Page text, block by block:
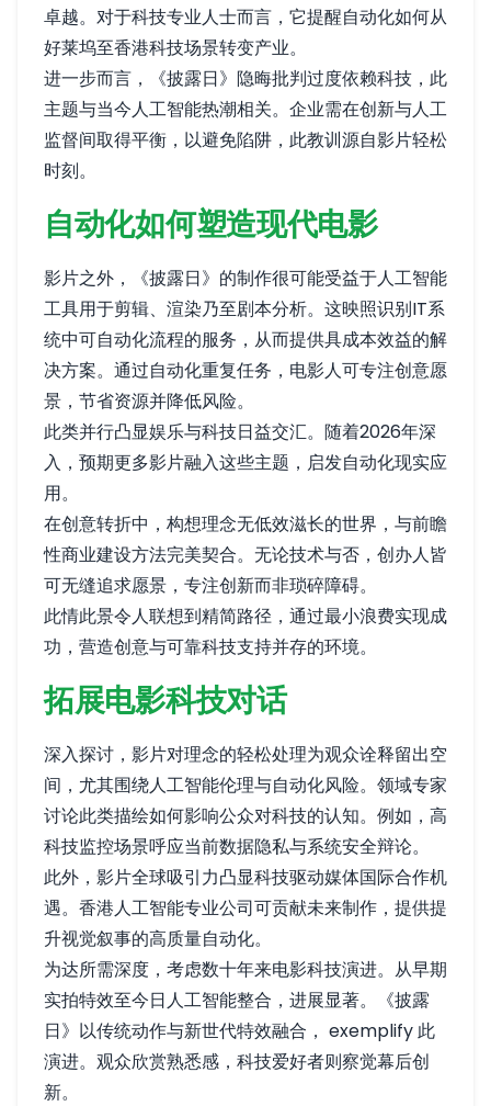
卓越。对于科技专业人士而言，它提醒自动化如何从
好莱坞至香港科技场景转变产业。
进一步而言，《披露日》隐晦批判过度依赖科技，此
主题与当今人工智能热潮相关。企业需在创新与人工
监督间取得平衡，以避免陷阱，此教训源自影片轻松
时刻。
自动化如何塑造现代电影
影片之外，《披露日》的制作很可能受益于人工智能
工具用于剪辑、渲染乃至剧本分析。这映照识别IT系
统中可自动化流程的服务，从而提供具成本效益的解
决方案。通过自动化重复任务，电影人可专注创意愿
景，节省资源并降低风险。
此类并行凸显娱乐与科技日益交汇。随着2026年深
入，预期更多影片融入这些主题，启发自动化现实应
用。
在创意转折中，构想理念无低效滋长的世界，与前瞻
性商业建设方法完美契合。无论技术与否，创办人皆
可无缝追求愿景，专注创新而非琐碎障碍。
此情此景令人联想到精简路径，通过最小浪费实现成
功，营造创意与可靠科技支持并存的环境。
拓展电影科技对话
深入探讨，影片对理念的轻松处理为观众诠释留出空
间，尤其围绕人工智能伦理与自动化风险。领域专家
讨论此类描绘如何影响公众对科技的认知。例如，高
科技监控场景呼应当前数据隐私与系统安全辩论。
此外，影片全球吸引力凸显科技驱动媒体国际合作机
遇。香港人工智能专业公司可贡献未来制作，提供提
升视觉叙事的高质量自动化。
为达所需深度，考虑数十年来电影科技演进。从早期
实拍特效至今日人工智能整合，进展显著。《披露
日》以传统动作与新世代特效融合， exemplify 此
演进。观众欣赏熟悉感，科技爱好者则察觉幕后创
新。